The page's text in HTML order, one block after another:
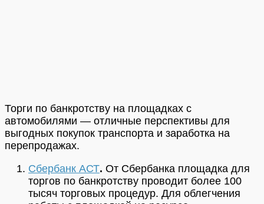
Торги по банкротству на площадках с
автомобилями — отличные перспективы для
выгодных покупок транспорта и заработка на
перепродажах.
Сбербанк АСТ. От Сбербанка площадка для
торгов по банкротству проводит более 100
тысяч торговых процедур. Для облегчения